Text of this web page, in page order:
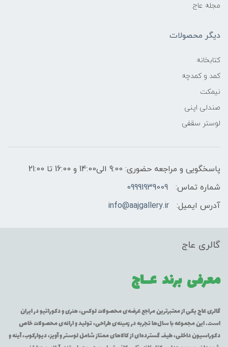
مجله عاج
دیگر محصولات
کتابخانه
کمد و کمدچه
نیمکت
صندلی اپنی
لوستر سقفی
پاسخگویی و مراجعه حضوری: 9:00 الی14:00 و 16:00 تا 21:00
شماره تماس:
09991939009
آدرس ایمیل:
info@aajgallery.ir
گالری عاج
معرفی برند عــاج
گالری عاج یکی از معتبرترین مراجع عرضه‌ی محصولات لوکس، هنری و دکوراتیو در ایران
است. این مجموعه با سال‌ها تجربه در زمینه‌ی طراحی، تولید و ارائه‌ی محصولات خاص
دکوراسیون داخلی، طیف گسترده‌ای از کالاهای ممتاز شامل لوستر و آویز، دیوارکوب، آینه و